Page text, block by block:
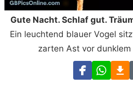
Gute Nacht. Schlaf gut.
Ein leuchtend blauer Vogel
zarten Ast vor